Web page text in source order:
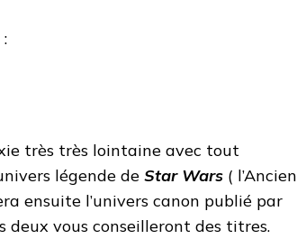
très très lointaine avec tout
légende de Star Wars ( l’Ancien
ensuite l’univers canon publié par
deux vous conseilleront des titres.